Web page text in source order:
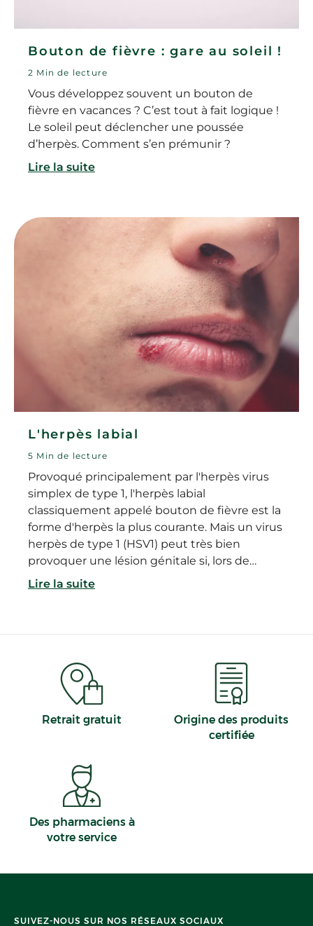
Bouton de fièvre : gare au soleil !
2 Min de lecture
Vous développez souvent un bouton de
fièvre en vacances ? C’est tout à fait logique !
Le soleil peut déclencher une poussée
d’herpès. Comment s’en prémunir ?
Lire la suite
L'herpès labial
5 Min de lecture
Provoqué principalement par l'herpès virus
simplex de type 1, l'herpès labial
classiquement appelé bouton de fièvre est la
forme d'herpès la plus courante. Mais un virus
herpès de type 1 (HSV1) peut très bien
provoquer une lésion génitale si, lors de
rapports sexuels, il y a contact entre la
Lire la suite
Retrait gratuit
Origine des produits
certifiée
Des pharmaciens à
votre service
SUIVEZ-NOUS SUR NOS RÉSEAUX SOCIAUX